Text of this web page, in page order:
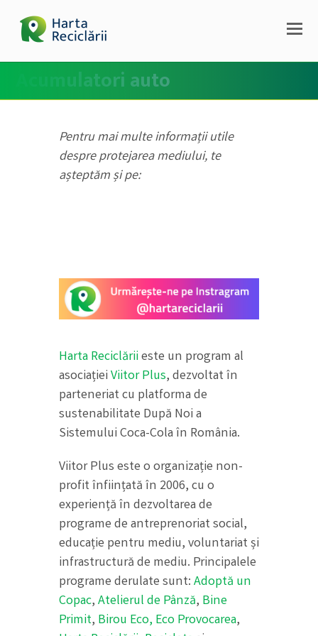
Acumulatori auto
Pentru mai multe informații utile
despre protejarea mediului, te
așteptăm și pe:
Harta Reciclăriieste un program al
asociațieiViitor Plus, dezvoltat în
parteneriat cu platforma de
sustenabilitate După Noi a
Sistemului Coca-Cola în România.
Viitor Plus este o organizație non-
profit înființată în 2006, cu o
experiență în dezvoltarea de
programe de antreprenoriat social,
educație pentru mediu, voluntariat și
infrastructură de mediu. Principalele
programe derulate sunt:Adoptă un
Copac,Atelierul de Pânză, Bine
Primit, Birou Eco, Eco Provocarea,